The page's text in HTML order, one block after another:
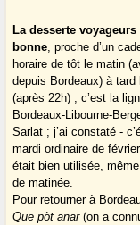
La desserte voyageurs
bonne, proche d’un
horaire de tôt le matin
depuis Bordeaux) à tard
(après 22h) ; c’est la
Bordeaux-Libourne-
Sarlat ; j’ai constaté -
mardi ordinaire de
était bien utilisée,
de matinée.
Pour retourner à
Que pòt anar(on a